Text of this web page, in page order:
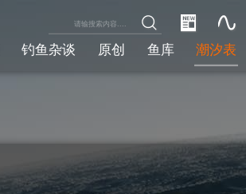
钓鱼杂谈 原创 鱼库 潮汐表